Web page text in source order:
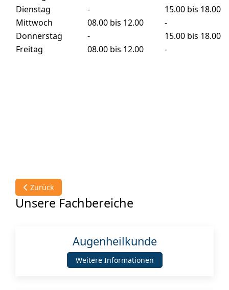
Dienstag
-
15.00 bis 18.00
Mittwoch
08.00 bis 12.00
-
Donnerstag
-
15.00 bis 18.00
Freitag
08.00 bis 12.00 -
Vorheriger Beitrag: Augenheilkunde
Zurück
Unsere Fachbereiche
Augenheilkunde
Weitere Informationen